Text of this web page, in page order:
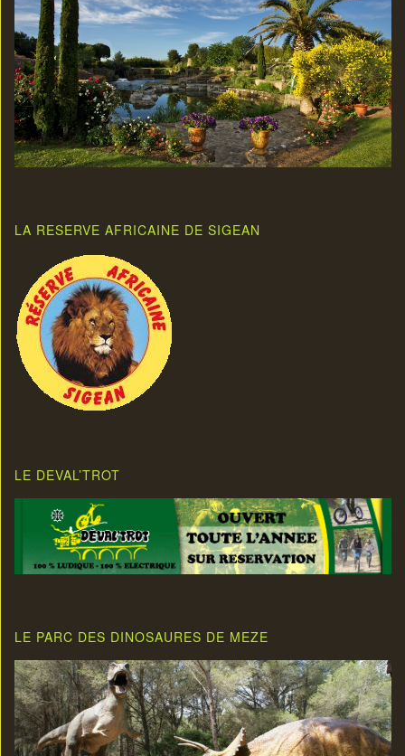
LA RESERVE AFRICAINE DE SIGEAN
LE DEVAL’TROT
LE PARC DES DINOSAURES DE MEZE